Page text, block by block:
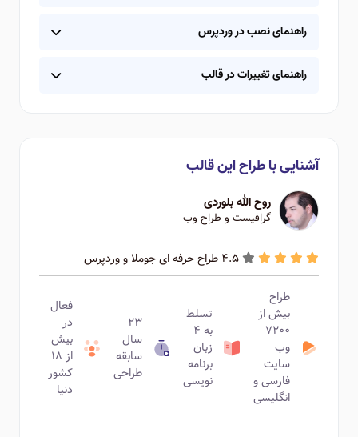
راهنمای نصب در وردپرس
راهنمای تغییرات در قالب
آشنایی با طراح این قالب
روح الله بلوردی
گرافیست و طراح وب
4.5 طراح حرفه ای جوملا و وردپرس
طراح
بیش از
۷۲۰۰
وب
سایت
فارسی و
انگلیسی
تسلط
به ۴
زبان
برنامه
نویسی
۲۳
سال
سابقه
طراحی
فعال
در
بیش
از ۱۸
کشور
دنیا